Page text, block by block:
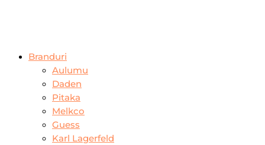
Branduri
Aulumu
Daden
Pitaka
Melkco
Guess
Karl Lagerfeld